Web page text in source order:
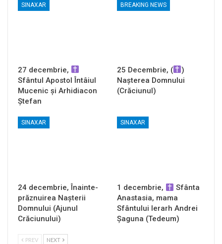
SINAXAR
27 decembrie,
Sfântul Apostol Întâiul
Mucenic și Arhidiacon
Ștefan
BREAKING NEWS
25 Decembrie, (
)
Nașterea Domnului
(Crăciunul)
SINAXAR
24 decembrie, Înainte-
prăznuirea Naşterii
Domnului (Ajunul
Crăciunului)
SINAXAR
1 decembrie,
Sfânta
Anastasia, mama
Sfântului Ierarh Andrei
Șaguna (Tedeum)
PREV NEXT